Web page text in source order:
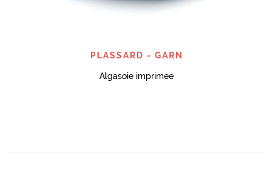
PLASSARD - GARN
Algasoie imprimee